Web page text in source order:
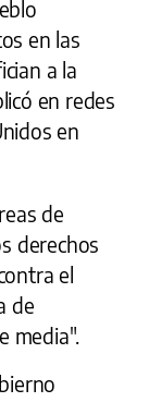
en las
a la
en redes
en
de
derechos
el
de
media".